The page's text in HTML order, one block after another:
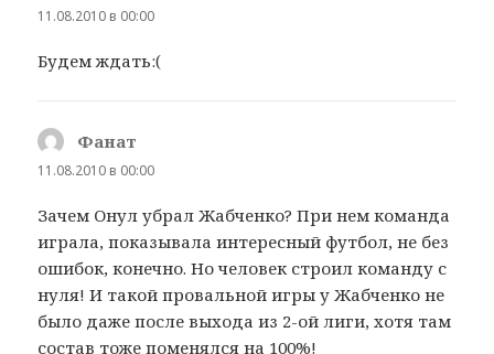
11.08.2010 в 00:00
Будем ждать:(
Фанат
11.08.2010 в 00:00
Зачем Онул убрал Жабченко? При нем команда
играла, показывала интересный футбол, не без
ошибок, конечно. Но человек строил команду с
нуля! И такой провальной игры у Жабченко не
было даже после выхода из 2-ой лиги, хотя там
состав тоже поменялся на 100%!